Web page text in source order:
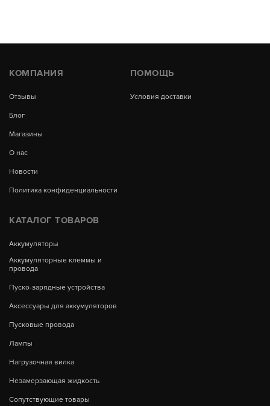
КОМПАНИЯ
Отзывы
Блог
Магазины
О нас
Новости
Политика конфиденциальности
ПОМОЩЬ
Условия доставки
КАТАЛОГ ТОВАРОВ
Аккумуляторы
Аккумуляторные клеммы и
провода
Пуско-зарядные устройства
Аксессуары для аккумуляторов
Пусковые провода
Лампы
Нагрузочная вилка
Незамерзающая жидкость
Сопутствующие товары